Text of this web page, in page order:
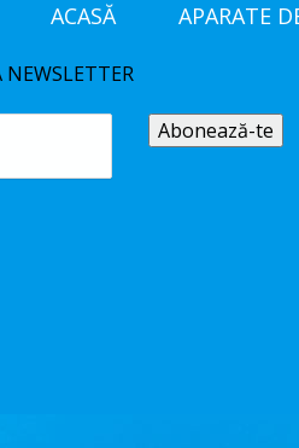
ACASĂ APARATE